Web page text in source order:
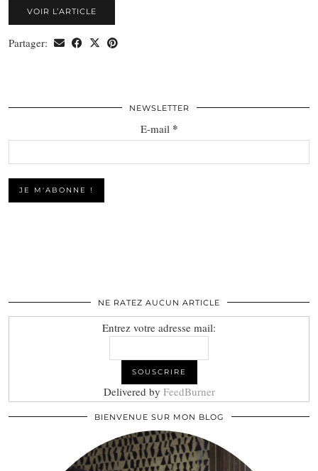
VOIR L’ARTICLE
Partager:
NEWSLETTER
E-mail *
NE RATEZ AUCUN ARTICLE
Entrez votre adresse mail:
Delivered by FeedBurner
BIENVENUE SUR MON BLOG